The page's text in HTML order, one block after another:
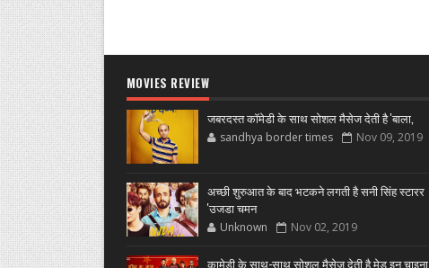
MOVIES REVIEW
जबरदस्त कॉमेडी के साथ सोशल मैसेज देती है 'बाला,
sandhya border times Nov 09, 2019
अच्छी शुरुआत के बाद भटकने लगती है सनी सिंह स्टारर
'उजडा चमन
Unknown Nov 02, 2019
कामेडी के साथ-साथ सोशल मैसेज देती है मेड इन चाइना,